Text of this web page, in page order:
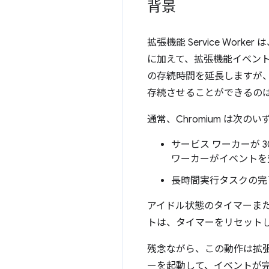
背景
拡張機能 Service Worker
に加えて、拡張機能イベン
の存続時間を延長しますが
存続させることができるの
通常、Chromium は次のい
サービス ワーカーが
ワーカーがイベント
長時間実行タスクの
アイドル状態のタイマーま
トは、タイマーをリセット
残念ながら、この動作は拡
ーを起動して、イベントが